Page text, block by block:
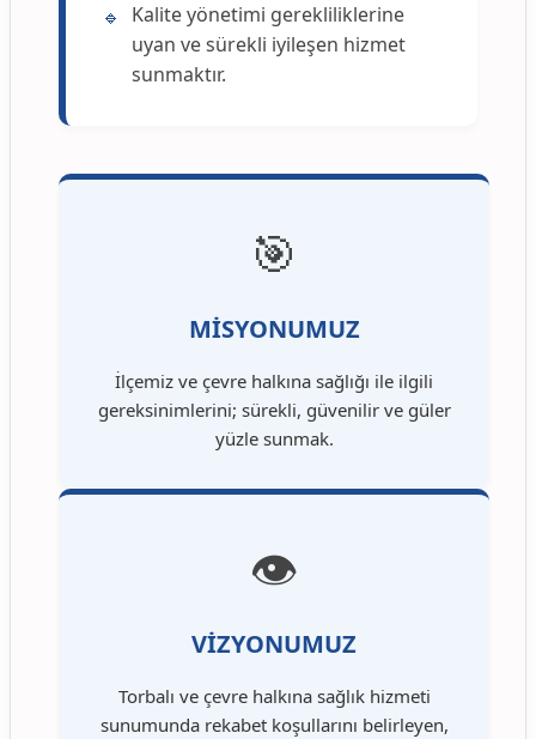
🔹
Kalite yönetimi gerekliliklerine
uyan ve sürekli iyileşen hizmet
sunmaktır.
🎯
MİSYONUMUZ
İlçemiz ve çevre halkına sağlığı ile ilgili
gereksinimlerini; sürekli, güvenilir ve güler
yüzle sunmak.
👁️
VİZYONUMUZ
Torbalı ve çevre halkına sağlık hizmeti
sunumunda rekabet koşullarını belirleyen,